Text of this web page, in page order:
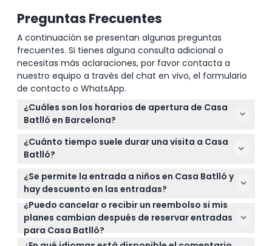
Preguntas Frecuentes
A continuación se presentan algunas preguntas
frecuentes. Si tienes alguna consulta adicional o
necesitas más aclaraciones, por favor contacta a
nuestro equipo a través del chat en vivo, el formulario
de contacto o WhatsApp.
¿Cuáles son los horarios de apertura de Casa
Batlló en Barcelona?
Casa Batlló está abierta todos los días desde las
9:00 AM hasta las 10:30 PM, con la última entrada a
al momento de la reserva).
¿Cuánto tiempo suele durar una visita a Casa
Batlló?
La visita típicamente dura alrededor de 1 hora y 15
minutos, tiempo suficiente para explorar la
impresionante arquitectura y las experiencias
inmersivas.
¿Se permite la entrada a niños en Casa Batlló y
hay descuento en las entradas?
Sí, los niños de 0 a 12 años entran gratis, pero deben
ser incluidos en el total de personas al hacer la
reserva.
¿Puedo cancelar o recibir un reembolso si mis
planes cambian después de reservar entradas
para Casa Batlló?
Las entradas para Casa Batlló no son